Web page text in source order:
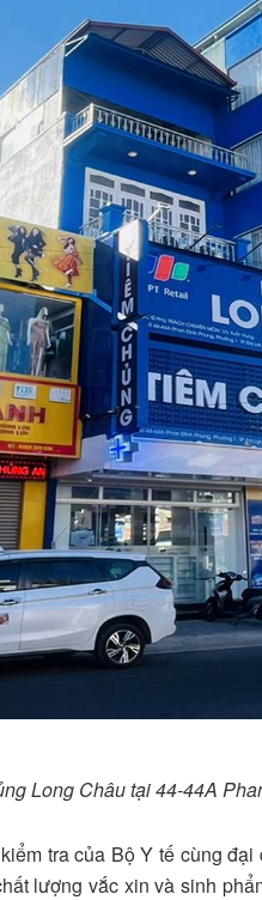
Long Châu tại 44-44A
tra của Bộ Y tế cùng
lượng vắc xin và sinh